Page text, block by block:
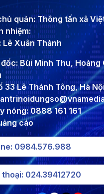
quản: Thông tấn xã
nhiệm:
Lê Xuân Thành
đốc: Bùi Minh Thu, Hoàng
33 Lê Thánh Tông, Hà
nóng: 0888 161 161
cáo
0984.576.988
024.39412720